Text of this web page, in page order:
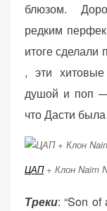
блюзом.
редким
итоге
, эти
душой и поп
что Дасти
ЦАП+ Клон Naim
Треки: “Son of